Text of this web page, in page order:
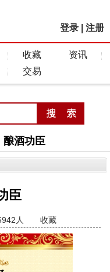
登录 注册
收藏
资讯
交易
酿酒功臣
臣
5942人 收藏